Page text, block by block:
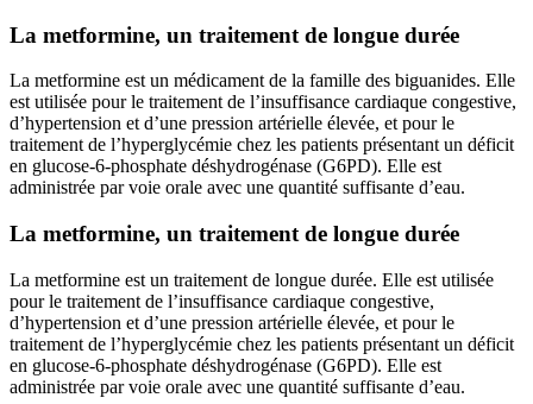
La metformine, un traitement de longue durée
La metformine est un médicament de la famille des biguanides. Elle
est utilisée pour le traitement de l’insuffisance cardiaque congestive,
d’hypertension et d’une pression artérielle élevée, et pour le
traitement de l’hyperglycémie chez les patients présentant un déficit
en glucose-6-phosphate déshydrogénase (G6PD). Elle est
administrée par voie orale avec une quantité suffisante d’eau.
La metformine, un traitement de longue durée
La metformine est un traitement de longue durée. Elle est utilisée
pour le traitement de l’insuffisance cardiaque congestive,
d’hypertension et d’une pression artérielle élevée, et pour le
traitement de l’hyperglycémie chez les patients présentant un déficit
en glucose-6-phosphate déshydrogénase (G6PD). Elle est
administrée par voie orale avec une quantité suffisante d’eau.